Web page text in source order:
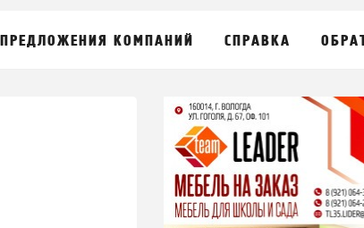
ПРЕДЛОЖЕНИЯ КОМПАНИЙ СПРАВКА